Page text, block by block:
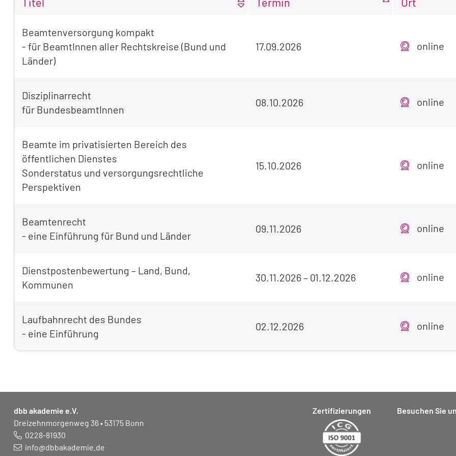
Übersicht
der
gefundenen
Beamtenversorgung kompakt
- für BeamtInnen aller Rechtskreise (Bund und
Länder)
17.09.2026 online
Disziplinarrecht
für BundesbeamtInnen
08.10.2026 online
Beamte im privatisierten Bereich des
öffentlichen Dienstes
Sonderstatus und versorgungsrechtliche
Perspektiven
15.10.2026 online
Beamtenrecht
- eine Einführung für Bund und Länder
09.11.2026 online
Dienstpostenbewertung – Land, Bund,
Kommunen
30.11.2026– 01.12.2026 online
Laufbahnrecht des Bundes
- eine Einführung
02.12.2026 online
dbb akademie e.V.
Dreizehnmorgenweg 36 • 53175 Bonn
0228-81930
info@dbbakademie.de
Zertifizierungen Besuchen Sie